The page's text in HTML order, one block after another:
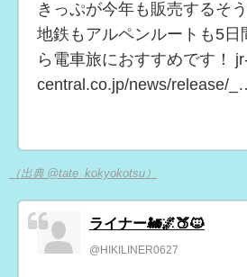
きっぷが今年も販売するそ
地鉄もアルペンルートも5日
ら電車旅におすすめです！
central.co.jp/news/release/
（出典 @tate_kokyokotsu）
ライナー🚂🌌🍑🐱
@HIKILINER0627